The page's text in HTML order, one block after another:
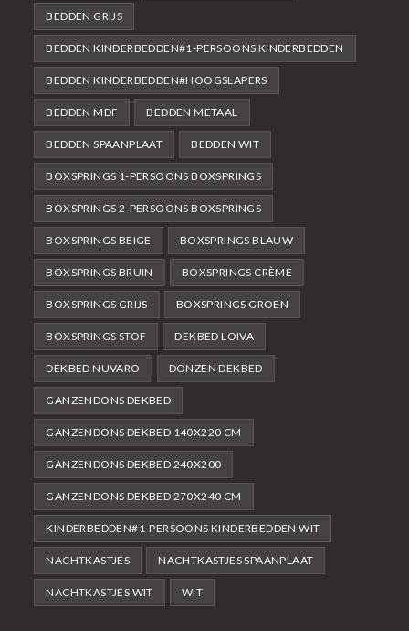
BEDDEN GRIJS
BEDDEN KINDERBEDDEN#1-PERSOONS KINDERBEDDEN
BEDDEN KINDERBEDDEN#HOOGSLAPERS
BEDDEN MDF BEDDEN METAAL
BEDDEN SPAANPLAAT BEDDEN WIT
BOXSPRINGS 1-PERSOONS BOXSPRINGS
BOXSPRINGS 2-PERSOONS BOXSPRINGS
BOXSPRINGS BEIGE BOXSPRINGS BLAUW
BOXSPRINGS BRUIN BOXSPRINGS CRÈME
BOXSPRINGS GRIJS BOXSPRINGS GROEN
BOXSPRINGS STOF DEKBED LOIVA
DEKBED NUVARO DONZEN DEKBED
GANZENDONS DEKBED
GANZENDONS DEKBED 140X220 CM
GANZENDONS DEKBED 240X200
GANZENDONS DEKBED 270X240 CM
KINDERBEDDEN#1-PERSOONS KINDERBEDDEN WIT
NACHTKASTJES NACHTKASTJES SPAANPLAAT
NACHTKASTJES WIT WIT